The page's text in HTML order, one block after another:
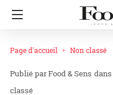
Page d'accueil Non classé
Food & Sens dans
classé